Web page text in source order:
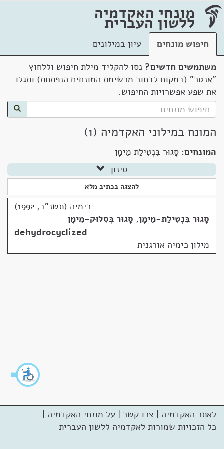
מונחי האקדמיה
ללשון העברית
חיפוש מונחים
עיון במילונים
משתמשים חדשים? נסו להקליד מילת חיפוש וללחוץ
"אנטר" (במקום לבחור מרשימת המונחים הנפתחת) ותגלו
את שפע אפשרויות החיפוש.
המונח במילוני האקדמיה (1)
המונחים: סָגוּר בִּנְטִילַת מֵימָן
סינון
להצגה בכתיב מלא
כימיה (תשנ"ב, 1992)
סָגוּר בִּנְטִילַת-מֵימָן, סָגוּר בְּסִלּוּק-מֵימָן
dehydrocyclized
מילון כימיה אורגנית
לאתר האקדמיה | צרו קשר | על מונחי האקדמיה |
כל הזכויות שמורות לאקדמיה ללשון העברית